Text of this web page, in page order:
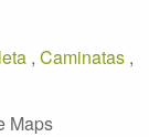
, Caminatas ,
Maps